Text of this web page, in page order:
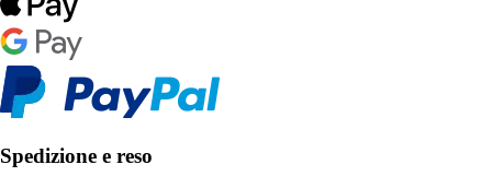
Spedizione e reso